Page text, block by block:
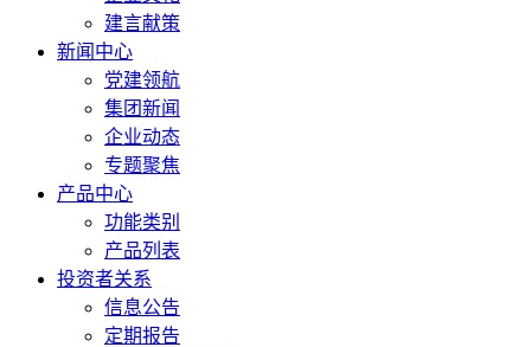
建言献策
新闻中心
党建领航
集团新闻
企业动态
专题聚焦
产品中心
功能类别
产品列表
投资者关系
信息公告
定期报告